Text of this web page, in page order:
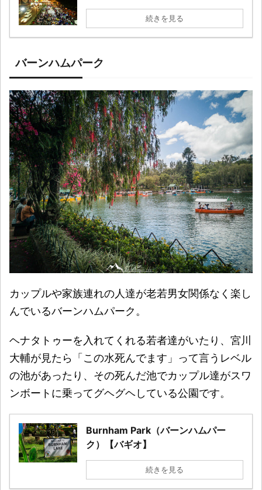
続きを見る
バーンハムパーク
カップルや家族連れの人達が老若男女関係なく楽し
んでいるバーンハムパーク。
ヘナタトゥーを入れてくれる若者達がいたり、宮川
大輔が見たら「この水死んでます」って言うレベル
の池があったり、その死んだ池でカップル達がスワ
ンボートに乗ってグヘグヘしている公園です。
Burnham Park（バーンハムパー
ク）【バギオ】
続きを見る